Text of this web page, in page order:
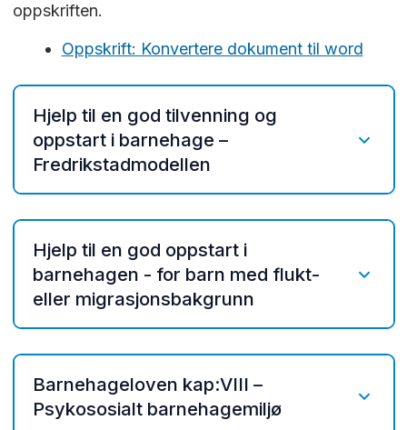
oppskriften.
Oppskrift: Konvertere dokument til word
Hjelp til en god tilvenning og
oppstart i barnehage –
Fredrikstadmodellen
Prosedyre - oppstart nye barn i
barnehagen
Fredrikstadmodellen - tilvenning og
oppstart
barnehagen
Tekst - samtykker Vigilo
Hjelp til en god oppstart i
barnehagen - for barn med flukt-
eller migrasjonsbakgrunn
Hjelp til en god oppstart i barnehagen
- for barn med flukt- eller
migrasjonsbakgrunn
Barnehageloven kap:VIII –
Psykososialt barnehagemiljø